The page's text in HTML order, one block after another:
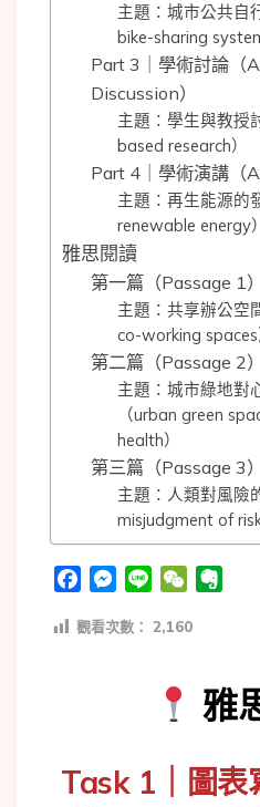
主題：城市公共自
bike-sharing
Part 3｜學術討論（
Discussion）
主題：學生與教授
based research）
Part 4｜學術演講（
主題：再生能源的
renewable energy）
雅思閱讀
第一篇（Passage 1）
主題：共享辦公空
co-working spaces
第二篇（Passage 2）
主題：城市綠地對
（urban green
health）
第三篇（Passage 3）
主題：人類對風險
misjudgment of risk
FacebookMessenger
Line WeChat
觀看次數： 2,160
雅
Task 1｜圖表